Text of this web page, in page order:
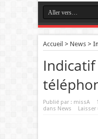
Accueil > News>
Indicatif
Publié par : missA
dans News